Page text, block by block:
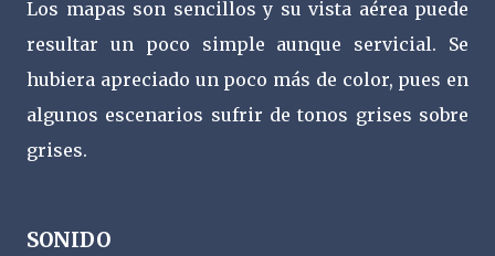
Los mapas son sencillos y su vista aérea puede
resultar un poco simple aunque servicial. Se
hubiera apreciado un poco más de color, pues en
algunos escenarios sufrir de tonos grises sobre
grises.
SONIDO